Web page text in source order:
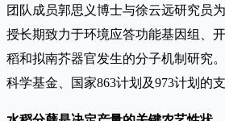
团队成员郭思义博士与徐云远研究员
授长期致力于环境应答功能基因组、
稻和拟南芥器官发生的分子机制研究
科学基金、国家863计划及973计划的支